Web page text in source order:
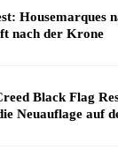
Housemarques
nach der Krone
Black Flag
Neuauflage auf